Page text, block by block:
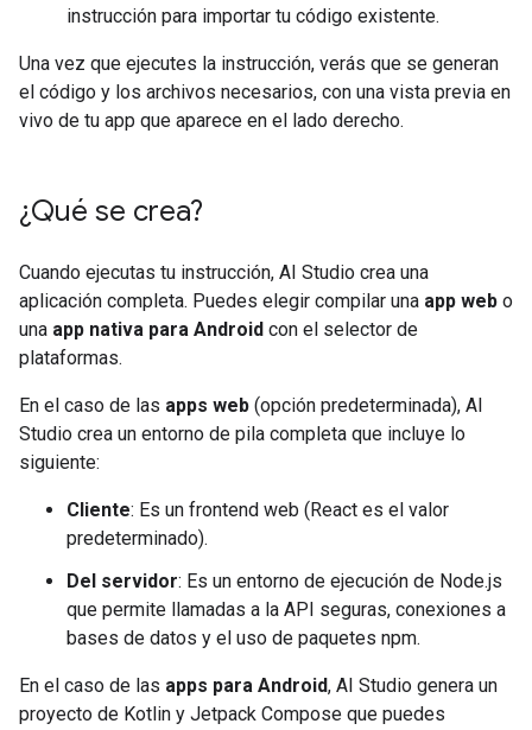
instrucción para importar tu código existente.
Una vez que ejecutes la instrucción, verás que se generan
el código y los archivos necesarios, con una vista previa en
vivo de tu app que aparece en el lado derecho.
¿Qué se crea?
Cuando ejecutas tu instrucción, AI Studio crea una
aplicación completa. Puedes elegir compilar una app web o
una app nativa para Android con el selector de
plataformas.
En el caso de las apps web (opción predeterminada), AI
Studio crea un entorno de pila completa que incluye lo
siguiente:
Cliente: Es un frontend web (React es el valor
predeterminado).
Del servidor: Es un entorno de ejecución de Node.js
que permite llamadas a la API seguras, conexiones a
bases de datos y el uso de paquetes npm.
En el caso de las apps para Android, AI Studio genera un
proyecto de Kotlin y Jetpack Compose que puedes